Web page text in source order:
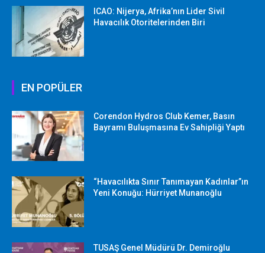
ICAO: Nijerya, Afrika’nın Lider Sivil
Havacılık Otoritelerinden Biri
EN POPÜLER
Corendon Hydros Club Kemer, Basın
Bayramı Buluşmasına Ev Sahipliği Yaptı
“Havacılıkta Sınır Tanımayan Kadınlar”ın
Yeni Konuğu: Hürriyet Munanoğlu
TUSAŞ Genel Müdürü Dr. Demiroğlu